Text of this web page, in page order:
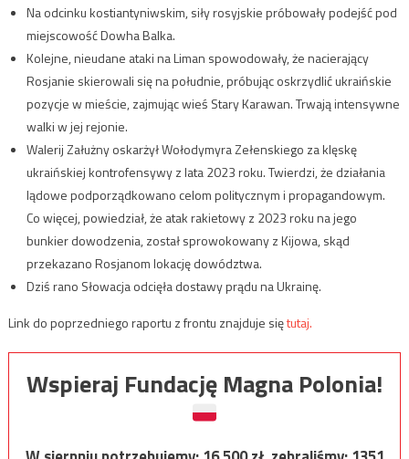
Na odcinku kostiantyniwskim, siły rosyjskie próbowały podejść pod
miejscowość Dowha Balka.
Kolejne, nieudane ataki na Liman spowodowały, że nacierający
Rosjanie skierowali się na południe, próbując oskrzydlić ukraińskie
pozycje w mieście, zajmując wieś Stary Karawan. Trwają intensywne
walki w jej rejonie.
Walerij Załużny oskarżył Wołodymyra Zełenskiego za klęskę
ukraińskiej kontrofensywy z lata 2023 roku. Twierdzi, że działania
lądowe podporządkowano celom politycznym i propagandowym.
Co więcej, powiedział, że atak rakietowy z 2023 roku na jego
bunkier dowodzenia, został sprowokowany z Kijowa, skąd
przekazano Rosjanom lokację dowództwa.
Dziś rano Słowacja odcięła dostawy prądu na Ukrainę.
Link do poprzedniego raportu z frontu znajduje siętutaj.
Wspieraj Fundację Magna Polonia!